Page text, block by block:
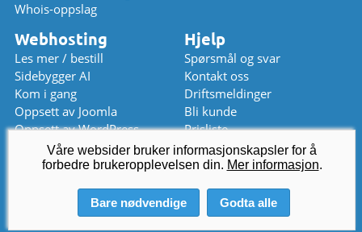
Whois-oppslag
Webhosting
Les mer / bestill
Sidebygger AI
Kom i gang
Oppsett av Joomla
Oppsett av WordPress
Hjelp
Spørsmål og svar
Kontakt oss
Driftsmeldinger
Bli kunde
Prisliste
Chat (stengt) kundeservice@domeneshop.no
© 2026 Domeneshop AS ·Om oss·
Cookies·Vilkår·Personvern
Våre websider bruker informasjonskapsler for å
forbedre brukeropplevelsen din. Mer informasjon.
Bare nødvendige Godta alle